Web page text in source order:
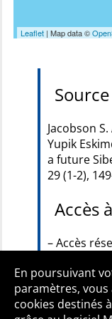
Leaflet | Map data ©
Source
Jacobson
Yupik
a future
29 (1-2),
Accès
– Accès
En poursuivant
paramètres,
cookies destinés